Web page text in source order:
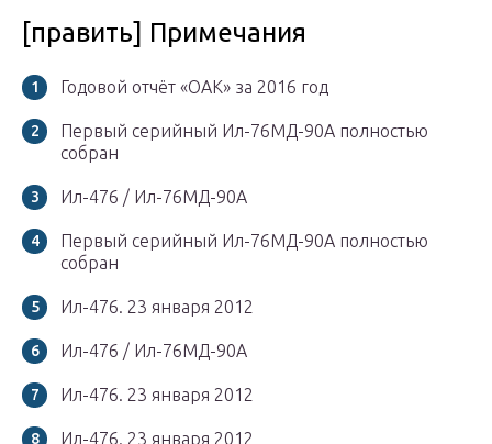
[править] Примечания
Годовой отчёт «ОАК» за 2016 год
Первый серийный Ил-76МД-90А полностью
собран
Ил-476 / Ил-76МД-90А
Первый серийный Ил-76МД-90А полностью
собран
Ил-476. 23 января 2012
Ил-476 / Ил-76МД-90А
Ил-476. 23 января 2012
Ил-476. 23 января 2012